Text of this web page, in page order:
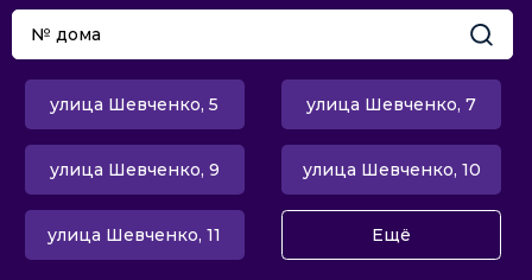
улица Шевченко, 5 улица Шевченко, 7
улица Шевченко, 9 улица Шевченко, 10
улица Шевченко, 11 Ещё